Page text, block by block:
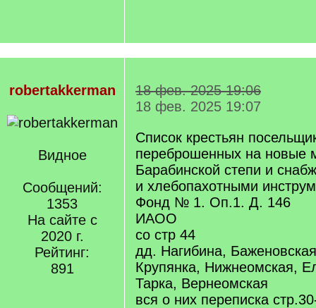
robertakkerman
Видное
Сообщений:
1353
На сайте с
2020 г.
Рейтинг:
891
18 фев. 2025 19:06
18 фев. 2025 19:07
Список крестьян
переброшенных на новые
Барабинской степи и
и хлебопахотными
Фонд № 1. Оп.1. Д. 146
ИАОО
со стр 44
дд. Нагибина,
Крупянка, Нижнеомская,
Тарка, Вернеомская
вся о них переписка